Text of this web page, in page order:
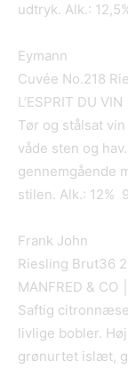
udtryk. Alk.:
Eymann
Cuvée No.218
L’ESPRIT DU
Tør og stålsat
våde sten og
gennemgående
stilen. Alk.: 12%
Frank John
Riesling Brut36
MANFRED & CO
Saftig
livlige bobler.
grønurtet islæt,